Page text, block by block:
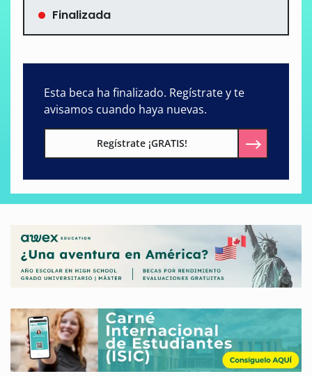
Finalizada
Esta beca ha finalizado. Regístrate y te
avisamos cuando haya nuevas.
Regístrate ¡GRATIS!